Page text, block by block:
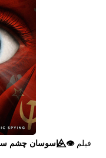
فیلم👁️⃤جاسوسان چشم